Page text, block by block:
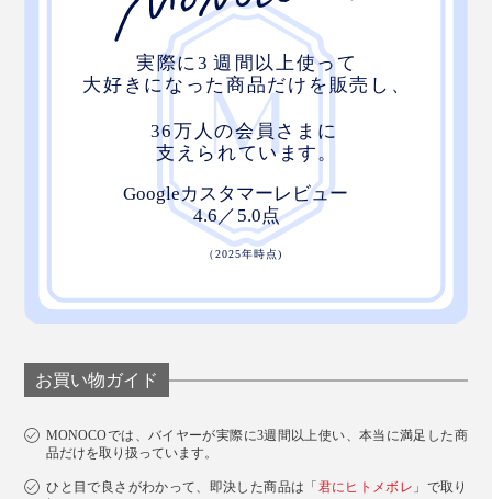
お買い物ガイド
MONOCOでは、バイヤーが実際に3週間以上使い、本当に満足した商
品だけを取り扱っています。
ひと目で良さがわかって、即決した商品は「君にヒトメボレ 」で取り